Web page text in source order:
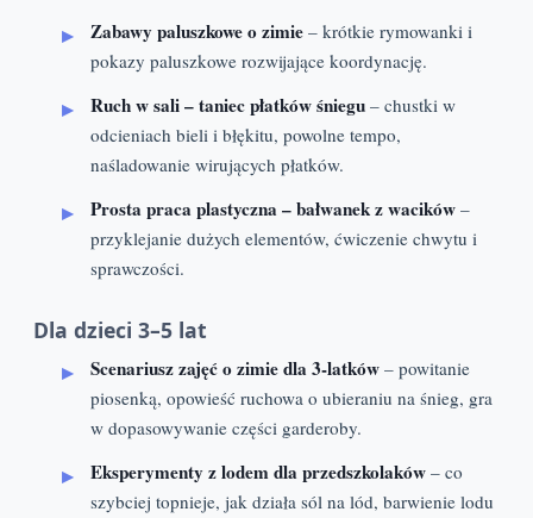
Zabawy paluszkowe o zimie – krótkie rymowanki i
pokazy paluszkowe rozwijające koordynację.
Ruch w sali – taniec płatków śniegu – chustki w
odcieniach bieli i błękitu, powolne tempo,
naśladowanie wirujących płatków.
Prosta praca plastyczna – bałwanek z wacików –
przyklejanie dużych elementów, ćwiczenie chwytu i
sprawczości.
Dla dzieci 3–5 lat
Scenariusz zajęć o zimie dla 3-latków – powitanie
piosenką, opowieść ruchowa o ubieraniu na śnieg, gra
w dopasowywanie części garderoby.
Eksperymenty z lodem dla przedszkolaków – co
szybciej topnieje, jak działa sól na lód, barwienie lodu